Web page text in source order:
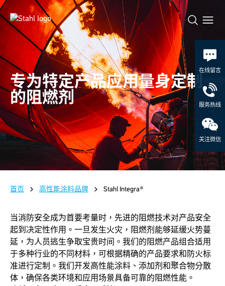
在线留言
服务热线
关注微信
专为特定产品应用量身定制
的阻燃剂
首页 高性能涂料品牌 Stahl Integra®
当消防安全成为首要考量时，先进的阻燃技术对产品安全
起到决定性作用。一旦发生火灾，阻燃剂能够延缓火势蔓
延，为人员逃生争取宝贵时间。我们的阻燃产品组合适用
于多种行业的不同材料，可根据精确的产品要求和防火标
准进行定制。我们开发高性能涂料、添加剂和聚合物分散
体，确保各类环境和应用场景具备可靠的阻燃性能。